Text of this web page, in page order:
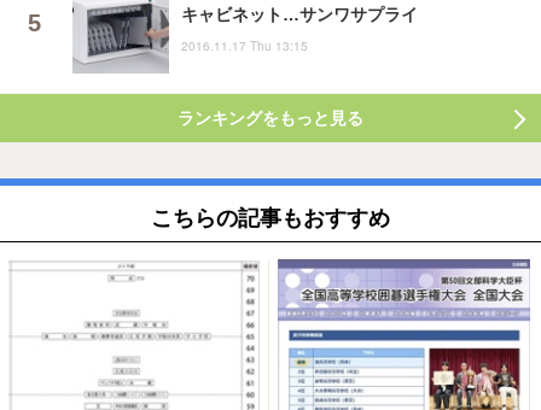
キャビネット…サンワサプライ
2016.11.17 Thu 13:15
ランキングをもっと見る
こちらの記事もおすすめ